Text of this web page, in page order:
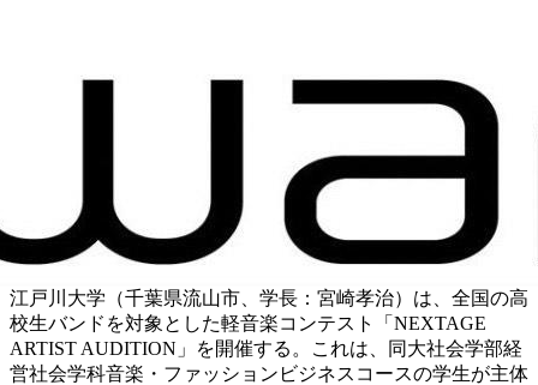
江戸川大学（千葉県流山市、学長：宮崎孝治）は、全国の高
校生バンドを対象とした軽音楽コンテスト「NEXTAGE
ARTIST AUDITION」を開催する。これは、同大社会学部経
営社会学科音楽・ファッションビジネスコースの学生が主体